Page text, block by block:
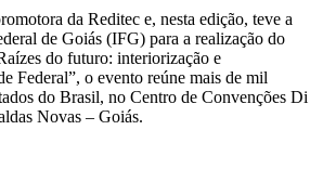
da Reditec e, nesta edição, teve a
de Goiás (IFG) para a realização do
do futuro: interiorização e
Federal”, o evento reúne mais de mil
do Brasil, no Centro de Convenções Di
Novas – Goiás.